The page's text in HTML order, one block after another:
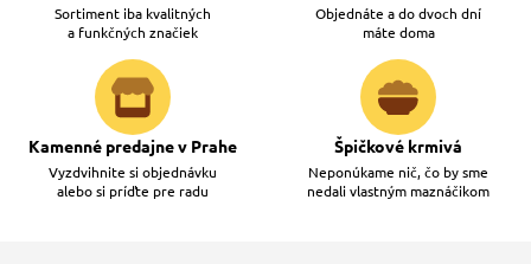
Sortiment iba kvalitných
a funkčných značiek
Objednáte a do dvoch dní
máte doma
Kamenné predajne v Prahe
Vyzdvihnite si objednávku
alebo si príďte pre radu
Špičkové krmivá
Neponúkame nič, čo by sme
nedali vlastným maznáčikom